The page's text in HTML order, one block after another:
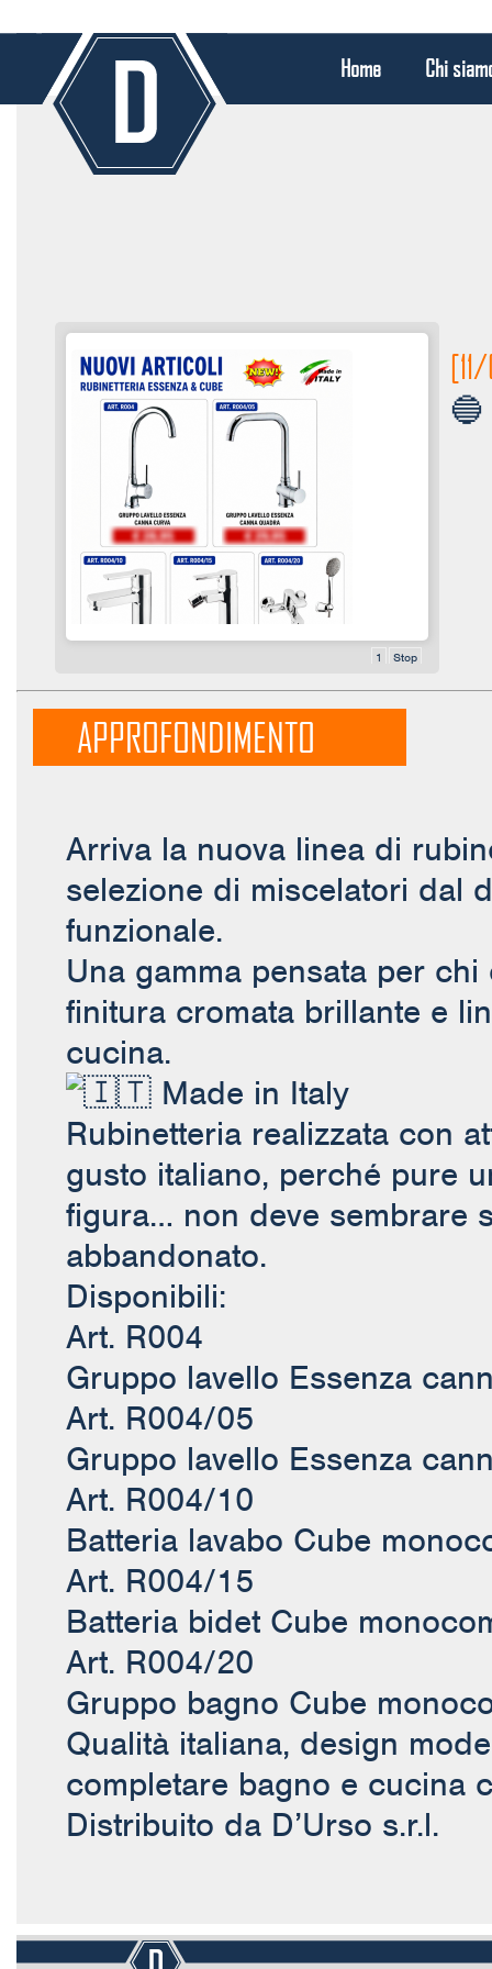
Home Chi
1 Stop
🔵
APPROFONDIMENTO
Arriva la nuova linea di
selezione di miscelatori dal
funzionale.
Una gamma pensata per
finitura cromata brillante e
cucina.
Made in Italy
Rubinetteria realizzata con
gusto italiano, perché pure
figura… non deve sembrare
abbandonato.
Disponibili:
Art. R004
Gruppo lavello Essenza
Art. R004/05
Gruppo lavello Essenza
Art. R004/10
Batteria lavabo Cube
Art. R004/15
Batteria bidet Cube
Art. R004/20
Gruppo bagno Cube
Qualità italiana, design
completare bagno e cucina
Distribuito da D’Urso s.r.l.